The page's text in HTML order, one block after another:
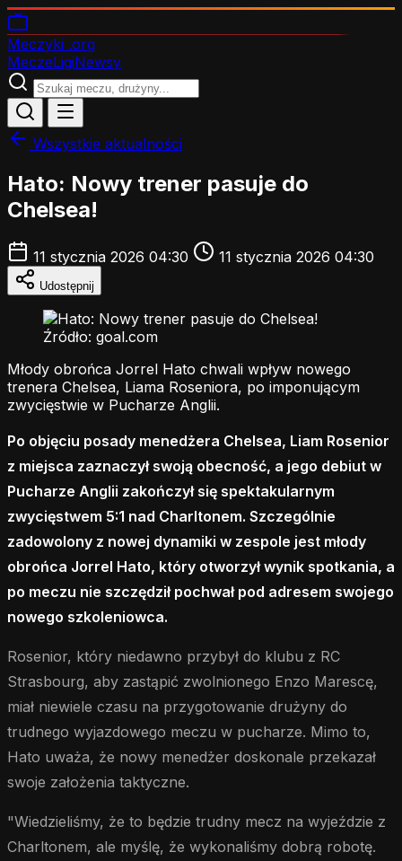
Meczyki .org
MeczeLigiNewsy
Wszystkie aktualności
Hato: Nowy trener pasuje do
Chelsea!
11 stycznia 2026 04:30 11 stycznia 2026 04:30
Udostępnij
Źródło: goal.com
Młody obrońca Jorrel Hato chwali wpływ nowego
trenera Chelsea, Liama Roseniora, po imponującym
zwycięstwie w Pucharze Anglii.
Po objęciu posady menedżera Chelsea, Liam Rosenior
z miejsca zaznaczył swoją obecność, a jego debiut w
Pucharze Anglii zakończył się spektakularnym
zwycięstwem 5:1 nad Charltonem. Szczególnie
zadowolony z nowej dynamiki w zespole jest młody
obrońca Jorrel Hato, który otworzył wynik spotkania, a
po meczu nie szczędził pochwał pod adresem swojego
nowego szkoleniowca.
Rosenior, który niedawno przybył do klubu z RC
Strasbourg, aby zastąpić zwolnionego Enzo Marescę,
miał niewiele czasu na przygotowanie drużyny do
trudnego wyjazdowego meczu w pucharze. Mimo to,
Hato uważa, że nowy menedżer doskonale przekazał
swoje założenia taktyczne.
"Wiedzieliśmy, że to będzie trudny mecz na wyjeździe z
Charltonem, ale myślę, że wykonaliśmy dobrą robotę.